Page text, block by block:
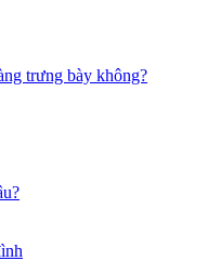
trưng bày không?